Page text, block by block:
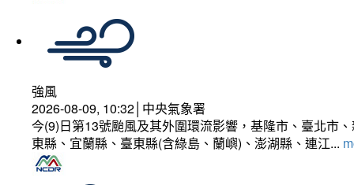
強風
2026-08-09, 10:32│中央氣象署
今(9)日第13號颱風及其外圍環流影響，基隆市、臺北市
東縣、宜蘭縣、臺東縣(含綠島、蘭嶼)、澎湖縣、連江...